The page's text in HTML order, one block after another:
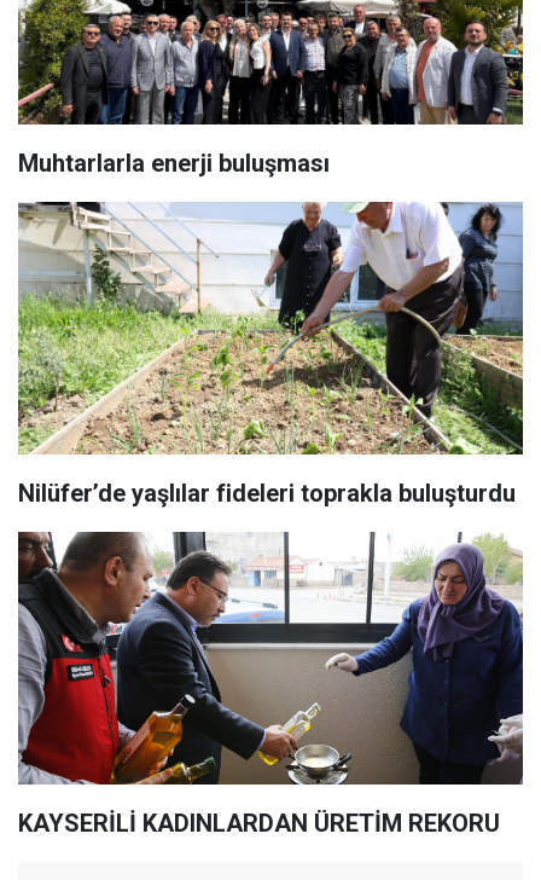
Muhtarlarla enerji buluşması
Nilüfer’de yaşlılar fideleri toprakla buluşturdu
KAYSERİLİ KADINLARDAN ÜRETİM REKORU